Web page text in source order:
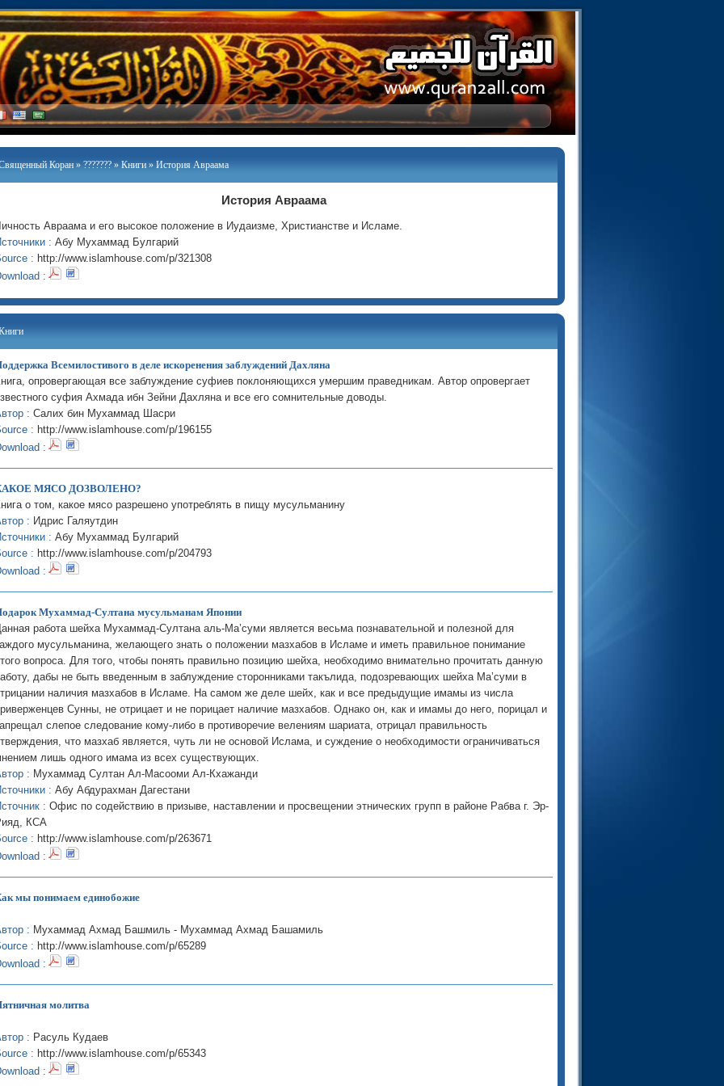
Коран» ??????? » Книги» История Авраама
История Авраама
Авраама и его высокое положение в Иудаизме, Христианстве и Исламе.
: Абу Мухаммад Булгарий
: http://www.islamhouse.com/p/321308
:
Всемилостивого в деле искоренения заблуждений Дахляна
опровергающая все заблуждение суфиев поклоняющихся умершим праведникам. Автор опровергает
суфия Ахмада ибн Зейни Дахляна и все его сомнительные доводы.
: Салих бин Мухаммад Шасри
: http://www.islamhouse.com/p/196155
:
МЯСО ДОЗВОЛЕНО?
о том, какое мясо разрешено употреблять в пищу мусульманину
: Идрис Галяутдин
: Абу Мухаммад Булгарий
: http://www.islamhouse.com/p/204793
:
Мухаммад-Султана мусульманам Японии
работа шейха Мухаммад-Султана аль-Ма’суми является весьма познавательной и полезной для
мусульманина, желающего знать о положении мазхабов в Исламе и иметь правильное понимание
вопроса. Для того, чтобы понять правильно позицию шейха, необходимо внимательно прочитать данную
дабы не быть введенным в заблуждение сторонниками такълида, подозревающих шейха Ма’суми в
наличия мазхабов в Исламе. На самом же деле шейх, как и все предыдущие имамы из числа
Сунны, не отрицает и не порицает наличие мазхабов. Однако он, как и имамы до него, порицал и
слепое следование кому-либо в противоречие велениям шариата, отрицал правильность
что мазхаб является, чуть ли не основой Ислама, и суждение о необходимости ограничиваться
лишь одного имама из всех существующих.
: Мухаммад Султан Ал-Масооми Ал-Кхажанди
: Абу Абдурахман Дагестани
: Офис по содействию в призыве, наставлении и просвещении этнических групп в районе Рабва г. Эр-
КСА
: http://www.islamhouse.com/p/263671
:
мы понимаем единобожие
: Мухаммад Ахмад Башмиль - Мухаммад Ахмад Башамиль
: http://www.islamhouse.com/p/65289
:
молитва
: Расуль Кудаев
: http://www.islamhouse.com/p/65343
: